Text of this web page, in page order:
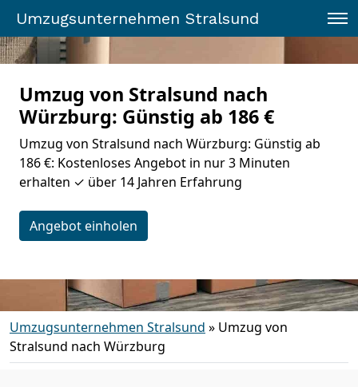
Umzugsunternehmen Stralsund
Umzug von Stralsund nach
Würzburg: Günstig ab 186 €
Umzug von Stralsund nach Würzburg: Günstig ab
186 €: Kostenloses Angebot in nur 3 Minuten
erhalten ✓ über 14 Jahren Erfahrung
Angebot einholen
Umzugsunternehmen Stralsund » Umzug von
Stralsund nach Würzburg